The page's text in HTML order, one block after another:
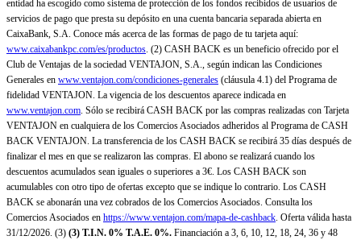
entidad ha escogido como sistema de protección de los fondos recibidos de usuarios de
servicios de pago que presta su depósito en una cuenta bancaria separada abierta en
CaixaBank, S.A. Conoce más acerca de las formas de pago de tu tarjeta aquí:
www.caixabankpc.com/es/productos. (2) CASH BACK es un beneficio ofrecido por el
Club de Ventajas de la sociedad VENTAJON, S.A., según indican las Condiciones
Generales en www.ventajon.com/condiciones-generales (cláusula 4.1) del Programa de
fidelidad VENTAJON. La vigencia de los descuentos aparece indicada en
www.ventajon.com. Sólo se recibirá CASH BACK por las compras realizadas con Tarjeta
VENTAJON en cualquiera de los Comercios Asociados adheridos al Programa de CASH
BACK VENTAJON. La transferencia de los CASH BACK se recibirá 35 días después de
finalizar el mes en que se realizaron las compras. El abono se realizará cuando los
descuentos acumulados sean iguales o superiores a 3€. Los CASH BACK son
acumulables con otro tipo de ofertas excepto que se indique lo contrario. Los CASH
BACK se abonarán una vez cobrados de los Comercios Asociados. Consulta los
Comercios Asociados en https://www.ventajon.com/mapa-de-cashback. Oferta válida hasta
31/12/2026. (3) (3) T.I.N. 0% T.A.E. 0%. Financiación a 3, 6, 10, 12, 18, 24, 36 y 48